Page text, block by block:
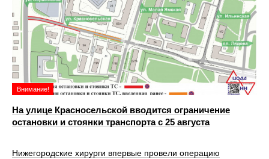
Внимание!
На улице Красносельской вводится ограничение
остановки и стоянки транспорта с 25 августа
Нижегородские хирурги впервые провели операцию